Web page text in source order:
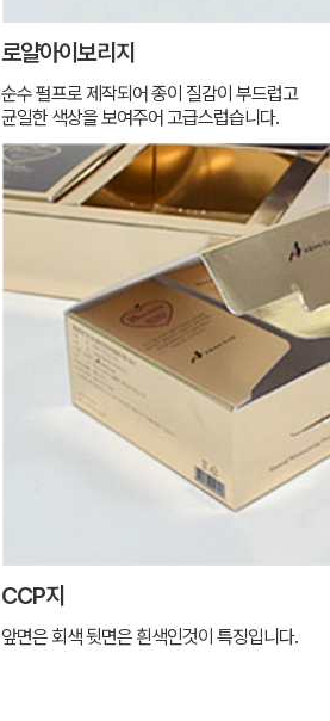
로얄아이보리지
순수 펄프로 제작되어 종이 질감이 부드럽고
균일한 색상을 보여주어 고급스럽습니다.
CCP지
앞면은 회색 뒷면은 흰색인것이 특징입니다.